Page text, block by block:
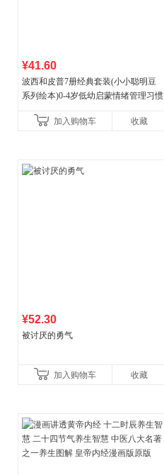
¥41.60
波西和皮普7册经典套装(小小聪明豆
系列绘本)0-4岁低幼启蒙情绪管理习惯
养好品质，发现快
加入购物车 收藏
¥52.30
被讨厌的勇气
加入购物车 收藏